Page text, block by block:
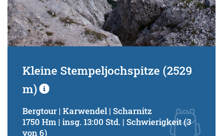
Kleine Stempeljochspitze (2529
m)
Bergtour | Karwendel | Scharnitz
1750 Hm | insg. 13:00 Std. | Schwierigkeit (3
von 6)